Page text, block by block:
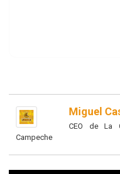
Miguel
CEO de La
Campeche